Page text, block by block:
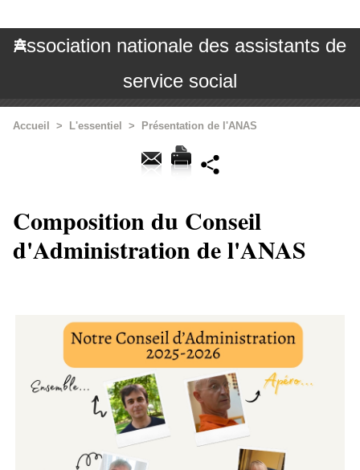
Association nationale des assistants de
service social
Accueil > L'essentiel > Présentation de l'ANAS
Composition du Conseil
d'Administration de l'ANAS